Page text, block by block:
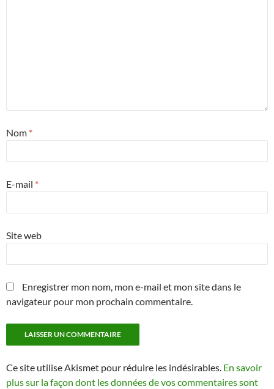
Nom *
E-mail *
Site web
Enregistrer mon nom, mon e-mail et mon site dans le
navigateur pour mon prochain commentaire.
Ce site utilise Akismet pour réduire les indésirables. En savoir
plus sur la façon dont les données de vos commentaires sont